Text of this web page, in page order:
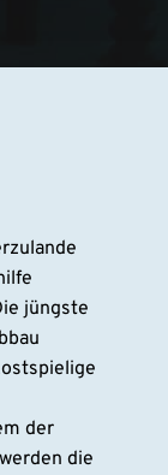
jüngste
der
die